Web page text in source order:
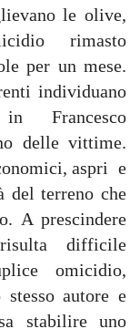
le olive,
rimasto
per un mese.
individuano
in Francesco
delle vittime.
aspri e
del terreno che
A prescindere
difficile
omicidio,
autore e
stabilire uno